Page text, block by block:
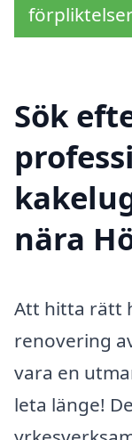
Sök
nära
Att hitta rätt
renovering
vara en
leta länge!